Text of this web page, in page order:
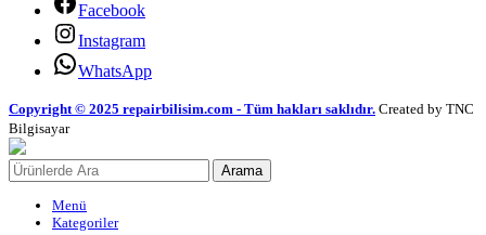
Facebook
Instagram
WhatsApp
Copyright © 2025 repairbilisim.com - Tüm hakları saklıdır. Created by TNC
Bilgisayar
Arama
Menü
Kategoriler